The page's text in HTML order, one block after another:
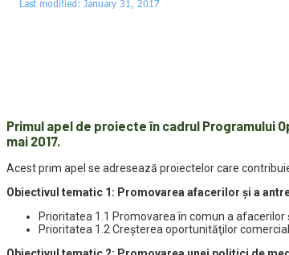
Primul apel de proiecte în cadrul Programului
mai 2017.
Acest prim apel se adresează proiectelor care
Obiectivul tematic 1: Promovarea afacerilor şi a
Prioritatea 1.1 Promovarea în comun a
Prioritatea 1.2 Creşterea oportunităţilor